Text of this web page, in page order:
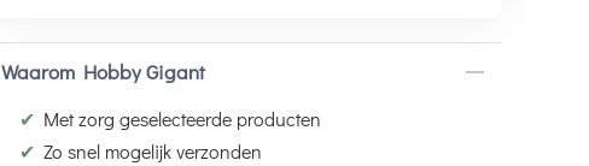
Waarom Hobby Gigant
✔ Met zorg geselecteerde producten
✔ Zo snel mogelijk verzonden